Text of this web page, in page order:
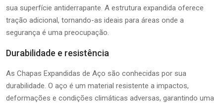
sua superfície antiderrapante. A estrutura expandida oferece
tração adicional, tornando-as ideais para áreas onde a
segurança é uma preocupação.
Durabilidade e resistência
As Chapas Expandidas de Aço são conhecidas por sua
durabilidade. O aço é um material resistente a impactos,
deformações e condições climáticas adversas, garantindo uma